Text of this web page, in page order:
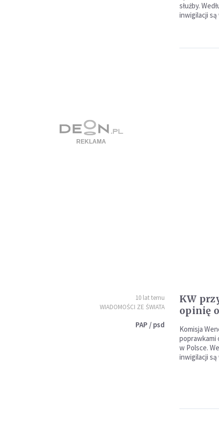
służby.
inwigilacji
10 lat temu
WIADOMOŚCI ZE ŚWIATA
PAP / psd
KW
opinię
Komisja
poprawkami
w Polsce.
inwigilacji